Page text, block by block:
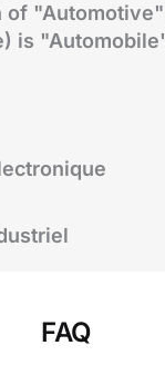
of
is
FAQ